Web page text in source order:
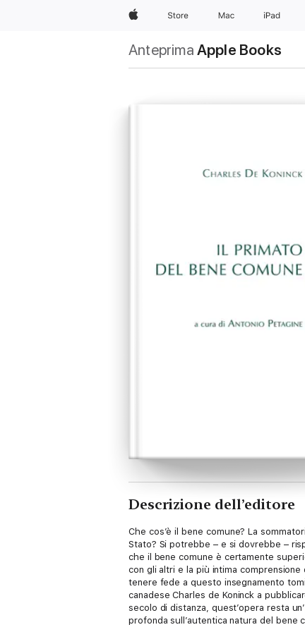
AppleStore Mac iPad
Anteprima Apple Books
Descrizione dell’editore
Che cos’è il bene comune? La
Stato? Si potrebbe – e si dovrebbe –
che il bene comune è certamente
con gli altri e la più intima
tenere fede a questo insegnamento
canadese Charles de Koninck a
secolo di distanza, quest’opera resta
profonda sull’autentica natura del bene